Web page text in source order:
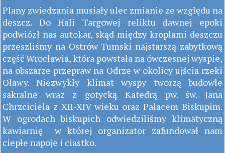
Plany zwiedzania musiały ulec zmianie ze względu na
deszcz. Do Hali Targowej reliktu dawnej epoki
podwiózł nas autokar, skąd między kroplami deszczu
przeszliśmy na Ostrów Tumski najstarszą zabytkową
część Wrocławia, która powstała na ówczesnej wyspie,
na obszarze przepraw na Odrze w okolicy ujścia rzeki
Oławy. Niezwykły klimat wyspy tworzą budowle
sakralne wraz z gotycką Katedrą pw. św. Jana
Chrzciciela z XII-XIV wieku oraz Pałacem Biskupim.
W ogrodach biskupich odwiedziliśmy klimatyczną
kawiarnię w której organizator zafundował nam
ciepłe napoje i ciastko.